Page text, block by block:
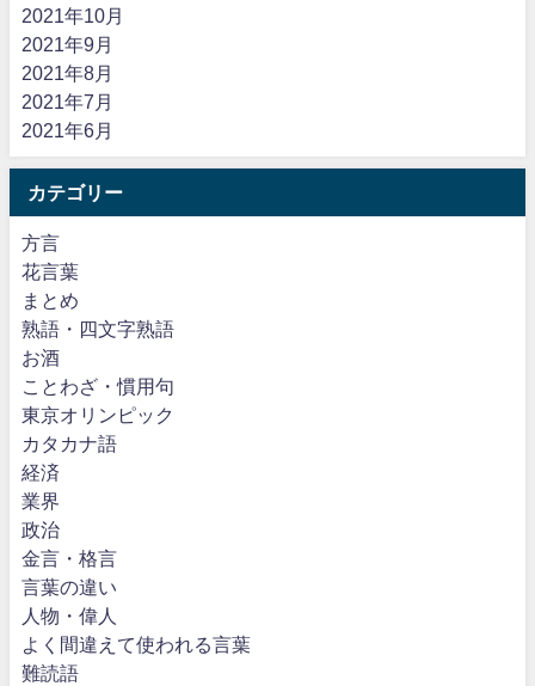
2021年10月
2021年9月
2021年8月
2021年7月
2021年6月
カテゴリー
方言
花言葉
まとめ
熟語・四文字熟語
お酒
ことわざ・慣用句
東京オリンピック
カタカナ語
経済
業界
政治
金言・格言
言葉の違い
人物・偉人
よく間違えて使われる言葉
難読語